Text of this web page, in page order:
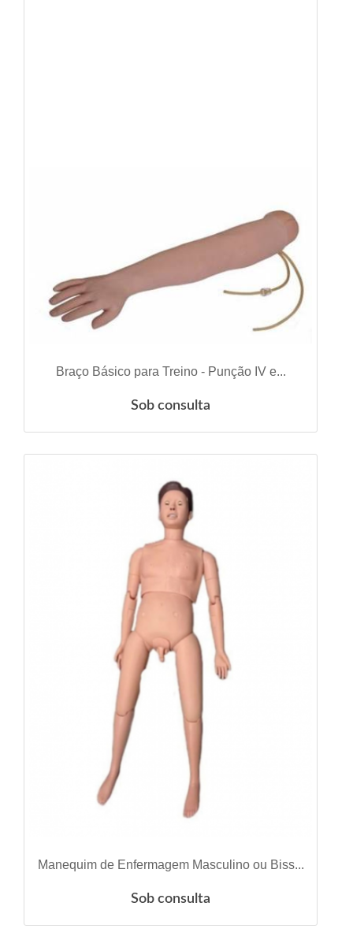
VER DETALHES
Braço Básico para Treino - Punção IV e...
Sob consulta
VER DETALHES
Manequim de Enfermagem Masculino ou Biss...
Sob consulta